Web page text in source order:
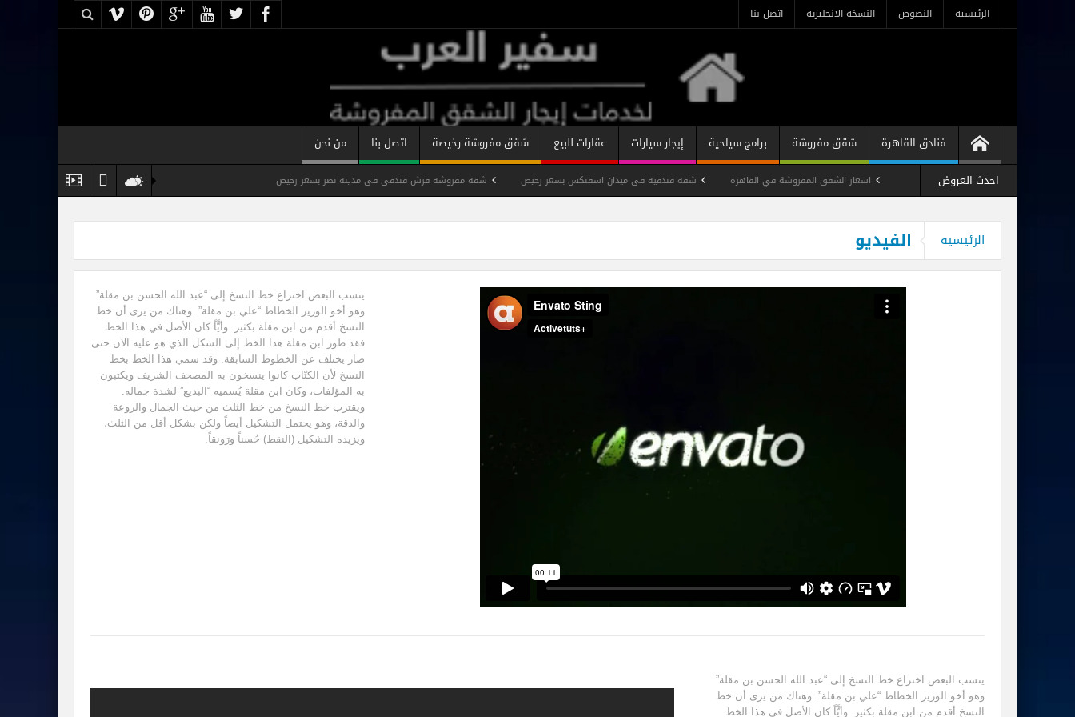
الرئيسية النصوص النسخه الانجليزية اتصل بنا
فنادق القاهرة شقق مفروشة برامج سياحية إيجار سيارات عقارات للبيع شقق مفروشة رخيصة اتصل بنا
من نحن
احدث العروض
اسعار الشقق المفروشة في القاهرة شقه فندقيه فى ميدان اسفنكس بسعر رخيص
شقه مفروشه فرش فندقى فى مدينه نصر بسعر رخيص
استوديو مفروش فندقي المهندسين
الرئيسيه الفيديو
ينسب البعض اختراع خط النسخ إلى “عبد الله الحسن بن مقلة”
وهو أخو الوزير الخطاط “علي بن مقلة”. وهناك من يرى أن خط
النسخ أقدم من ابن مقلة بكثير. وأيًّاً كان الأصل في هذا الخط
فقد طور ابن مقلة هذا الخط إلى الشكل الذي هو عليه الآن حتى
صار يختلف عن الخطوط السابقة. وقد سمي هذا الخط بخط
النسخ لأن الكتّاب كانوا ينسخون به المصحف الشريف ويكتبون
به المؤلفات، وكان ابن مقلة يُسميه “البديع” لشدة جماله.
ويقترب خط النسخ من خط الثلث من حيث الجمال والروعة
والدقة، وهو يحتمل التشكيل أيضاً ولكن بشكل أقل من الثلث،
ويزيده التشكيل (النقط) حُسناً ورَونقاً.
ينسب البعض اختراع خط النسخ إلى “عبد الله الحسن بن مقلة”
وهو أخو الوزير الخطاط “علي بن مقلة”. وهناك من يرى أن خط
النسخ أقدم من ابن مقلة بكثير. وأيًّاً كان الأصل في هذا الخط